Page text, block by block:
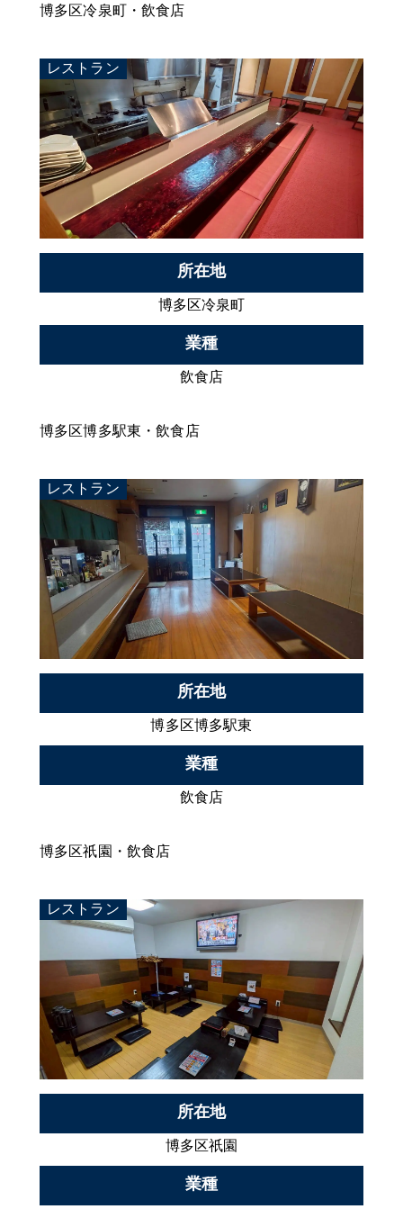
博多区冷泉町・飲食店
レストラン
所在地
博多区冷泉町
業種
飲食店
博多区博多駅東・飲食店
レストラン
所在地
博多区博多駅東
業種
飲食店
博多区祇園・飲食店
レストラン
所在地
博多区祇園
業種